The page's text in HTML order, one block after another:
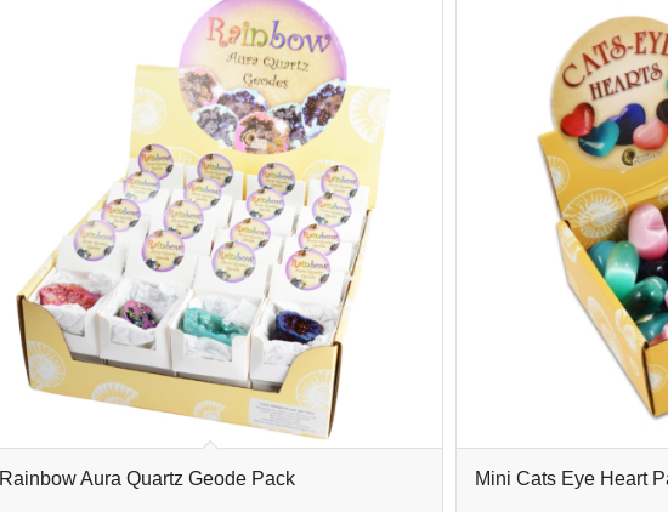
Rainbow Aura Quartz Geode Pack Mini Cats Eye Heart